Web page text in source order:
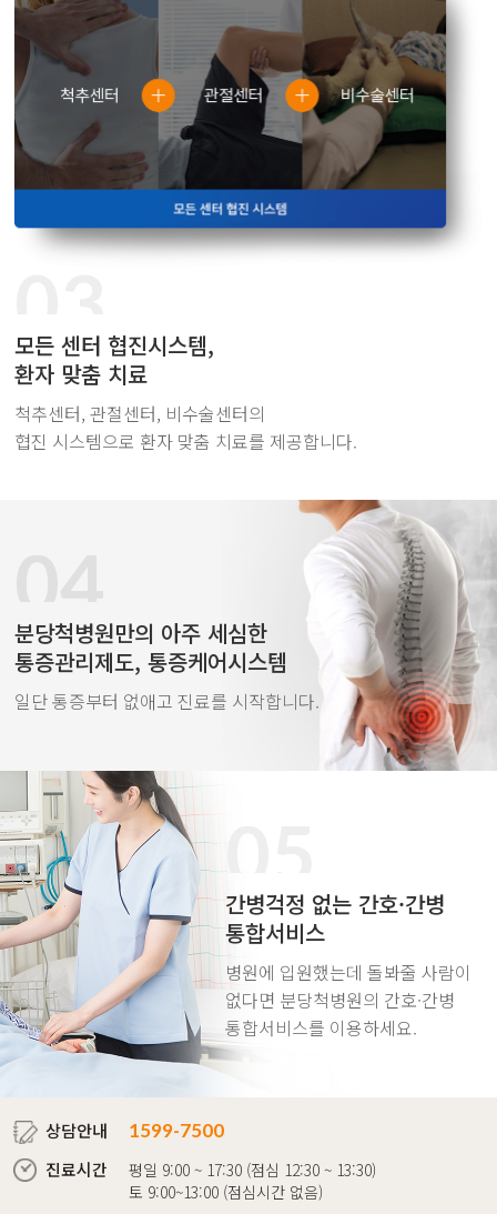
모든 센터 협진시스템,
환자 맞춤 치료
척추센터, 관절센터, 비수술센터의
협진 시스템으로 환자 맞춤 치료를 제공합니다.
분당척병원만의 아주 세심한
통증관리제도, 통증케어시스템
일단 통증부터 없애고 진료를 시작합니다.
05
간병걱정 없는 간호·간병
통합서비스
병원에 입원했는데 돌봐줄 사람이
없다면 분당척병원의 간호·간병
통합서비스를 이용하세요.
상담안내
1599-7500
진료시간
평일 9:00 ~ 17:30 (점심 12:30 ~ 13:30)
토 9:00~13:00 (점심시간 없음)